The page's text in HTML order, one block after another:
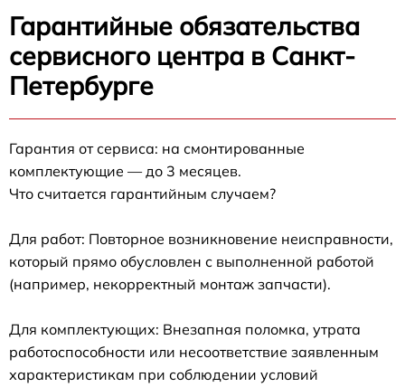
Гарантийные обязательства
сервисного центра в Санкт-
Петербурге
Гарантия от сервиса: на смонтированные
комплектующие — до 3 месяцев.
Что считается гарантийным случаем?
Для работ: Повторное возникновение неисправности,
который прямо обусловлен с выполненной работой
(например, некорректный монтаж запчасти).
Для комплектующих: Внезапная поломка, утрата
работоспособности или несоответствие заявленным
характеристикам при соблюдении условий